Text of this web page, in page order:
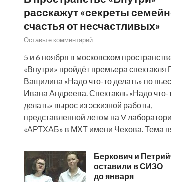
расскажут «секреты
счастья от несчастливых»
Оставьте комментарий
5 и 6 ноября в московском
«Внутри» пройдёт премьера спектакля
Ващилина «Надо что-то делать» по
Ивана Андреева. Спектакль «Надо что-
делать» вырос из эскизной работы,
представленной летом на V
«АРТХАБ» в МХТ имени Чехова. Тема
Беркович и
оставили в СИЗО
до января